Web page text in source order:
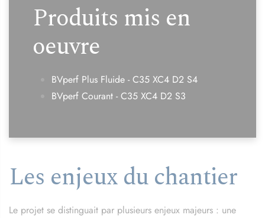
Produits mis en
oeuvre
BVperf Plus Fluide - C35 XC4 D2 S4
BVperf Courant - C35 XC4 D2 S3
Les enjeux du chantier
Le projet se distinguait par plusieurs enjeux majeurs : une